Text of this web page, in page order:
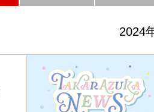
2024